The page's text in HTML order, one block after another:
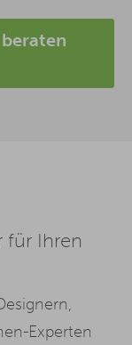
für Ihren
Experten